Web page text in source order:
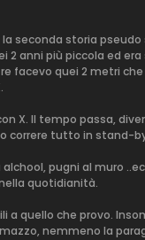
seconda storia pseudo
anni più piccola ed
facevo quei 2 metri
X. Il tempo passa,
correre tutto in stand-
pugni al muro
quotidianità.
quello che provo.
nemmeno la